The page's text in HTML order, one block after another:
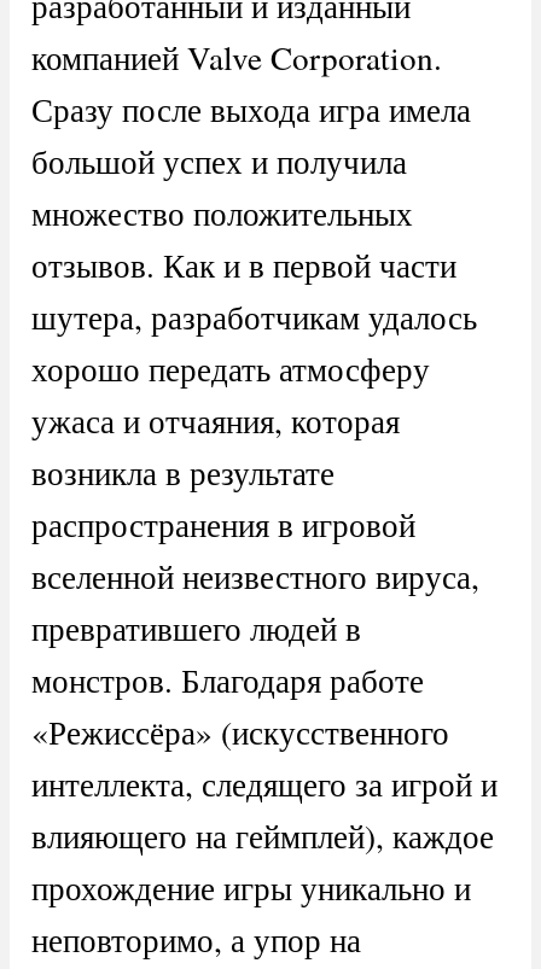
компанией Valve Corporation.
Сразу после выхода игра имела
большой успех и получила
множество положительных
отзывов. Как и в первой части
шутера, разработчикам удалось
хорошо передать атмосферу
ужаса и отчаяния, которая
возникла в результате
распространения в игровой
вселенной неизвестного вируса,
превратившего людей в
монстров. Благодаря работе
«Режиссёра» (искусственного
интеллекта, следящего за игрой и
влияющего на геймплей), каждое
прохождение игры уникально и
неповторимо, а упор на